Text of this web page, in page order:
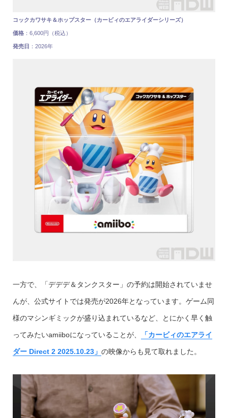
コックカワサキ＆ホップスター（カービィのエアライダーシリーズ）
価格：6,600円（税込）
発売日 ：2026年
一方で、「デデデ＆タンクスター」の予約は開始されていませ
んが、公式サイトでは発売が2026年となっています。ゲーム同
様のマシンギミックが盛り込まれているなど、とにかく早く触
ってみたいamiiboになっていることが、 「カービィのエアライ
ダー Direct 2 2025.10.23」 の映像からも見て取れました。